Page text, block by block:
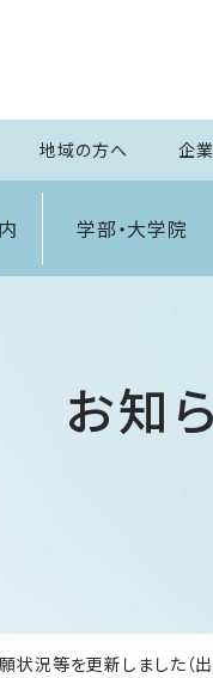
地域の方へ 企
学部・大学院
お知
状況等を更新しました（出